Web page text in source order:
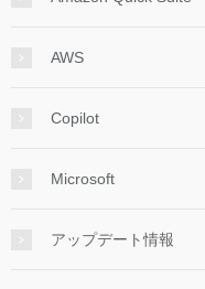
AWS
Copilot
Microsoft
アップデート情報